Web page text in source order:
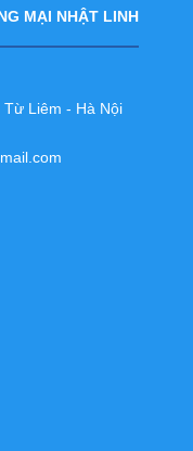
MẠI NHẬT LINH
Liêm - Hà Nội